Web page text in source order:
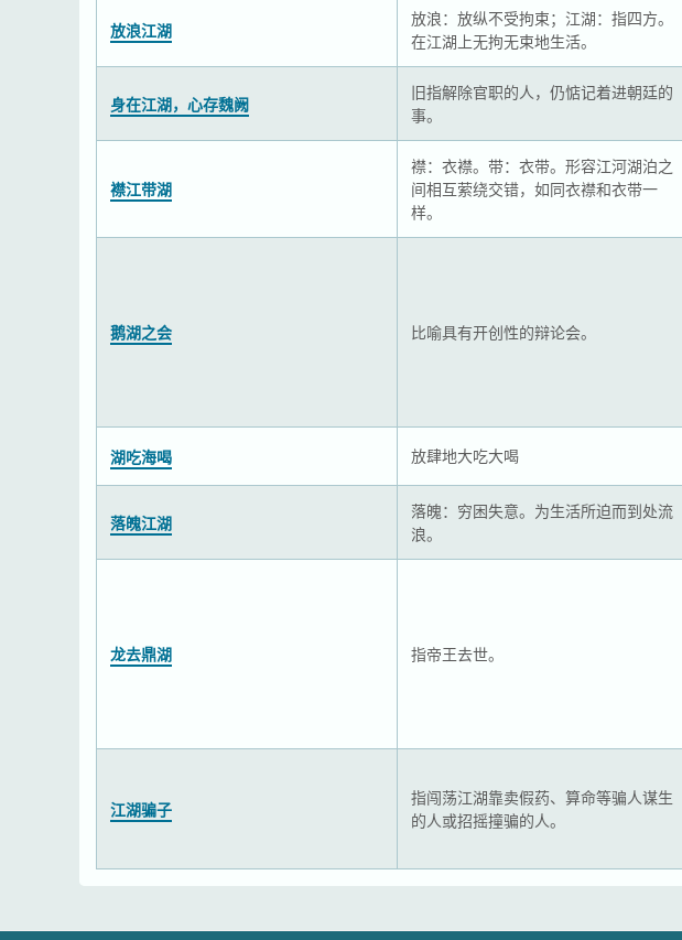
放浪江湖
放浪：放纵不受拘束；江湖：指四方。
在江湖上无拘无束地生活。
身在江湖，心存魏阙
旧指解除官职的人，仍惦记着进朝廷的
事。
襟江带湖
襟：衣襟。带：衣带。形容江河湖泊之
间相互萦绕交错，如同衣襟和衣带一
样。
鹅湖之会 比喻具有开创性的辩论会。
湖吃海喝 放肆地大吃大喝
落魄江湖
落魄：穷困失意。为生活所迫而到处流
浪。
龙去鼎湖 指帝王去世。
江湖骗子
指闯荡江湖靠卖假药、算命等骗人谋生
的人或招摇撞骗的人。